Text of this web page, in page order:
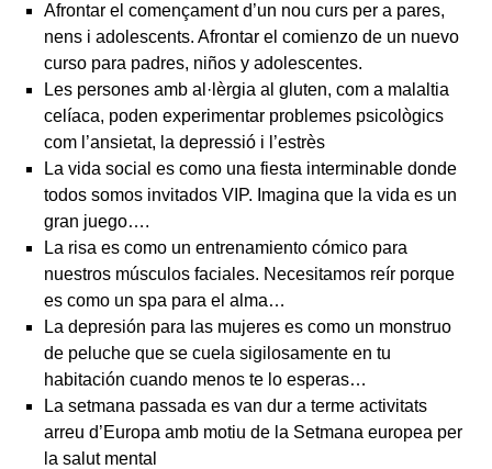
Afrontar el començament d’un nou curs per a pares,
nens i adolescents. Afrontar el comienzo de un nuevo
curso para padres, niños y adolescentes.
Les persones amb al·lèrgia al gluten, com a malaltia
celíaca, poden experimentar problemes psicològics
com l’ansietat, la depressió i l’estrès
La vida social es como una fiesta interminable donde
todos somos invitados VIP. Imagina que la vida es un
gran juego….
La risa es como un entrenamiento cómico para
nuestros músculos faciales. Necesitamos reír porque
es como un spa para el alma…
La depresión para las mujeres es como un monstruo
de peluche que se cuela sigilosamente en tu
habitación cuando menos te lo esperas…
La setmana passada es van dur a terme activitats
arreu d’Europa amb motiu de la Setmana europea per
la salut mental